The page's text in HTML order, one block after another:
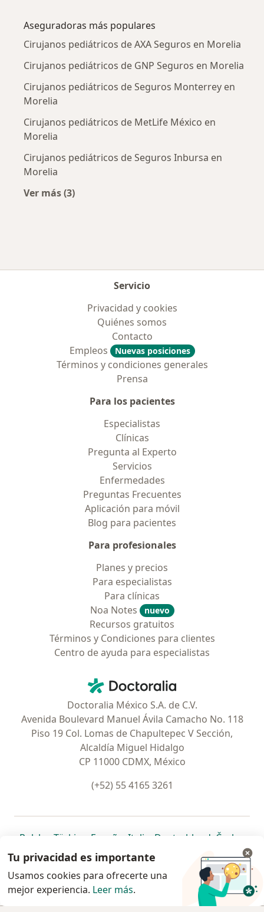
Aseguradoras más populares
Cirujanos pediátricos de AXA Seguros en Morelia
Cirujanos pediátricos de GNP Seguros en Morelia
Cirujanos pediátricos de Seguros Monterrey en
Morelia
Cirujanos pediátricos de MetLife México en
Morelia
Cirujanos pediátricos de Seguros Inbursa en
Morelia
Ver más (3)
Servicio
Privacidad y cookies
Quiénes somos
Contacto
Empleos
Nuevas posiciones
Términos y condiciones generales
Prensa
Para los pacientes
Especialistas
Clínicas
Pregunta al Experto
Servicios
Enfermedades
Preguntas Frecuentes
Aplicación para móvil
Blog para pacientes
Para profesionales
Planes y precios
Para especialistas
Para clínicas
Noa Notes
nuevo
Recursos gratuitos
Términos y Condiciones para clientes
Centro de ayuda para especialistas
Doctoralia - Página de inicio
Doctoralia México S.A. de C.V.
Avenida Boulevard Manuel Ávila Camacho No. 118
Piso 19 Col. Lomas de Chapultepec V Sección,
Alcaldía Miguel Hidalgo
CP 11000 CDMX, México
(+52) 55 4165 3261
Polska se abre en una nueva pestaña
Türkiye se abre en una nueva pestaña
España se abre en una nueva pestaña
Italia se abre en una nueva
Deutschlandse abre en
Česko
Portugal
se abre en una nueva pestaña
México se abre en una nueva pestaña
Chile se abre en una nueva pestaña
Brasil se abre en una nueva
se abre en
se
se abre en una nueva
www.doctoralia.com.mx © 2026 - Encuentra tu
Tu privacidad es importante
Usamos cookies para ofrecerte una
mejor experiencia. Leer más.